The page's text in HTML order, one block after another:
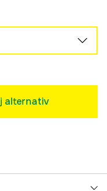
Tillfälligt slut
Tillfälligt slut
alternativ